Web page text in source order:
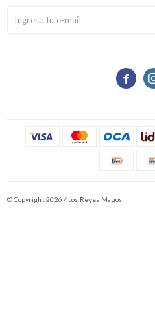

© Copyright 2026 / Los Reyes Magos